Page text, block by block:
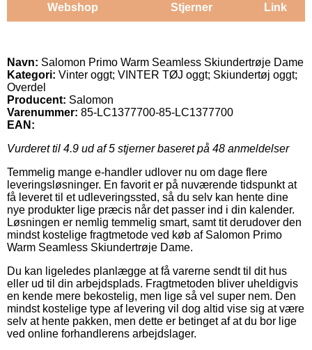
Webshop Stjerner Link
Navn: Salomon Primo Warm Seamless Skiundertrøje Dame
Kategori: Vinter oggt; VINTER TØJ oggt; Skiundertøj oggt;
Overdel
Producent: Salomon
Varenummer: 85-LC1377700-85-LC1377700
EAN:
Vurderet til 4.9 ud af 5 stjerner baseret på 48 anmeldelser
Temmelig mange e-handler udlover nu om dage flere
leveringsløsninger. En favorit er på nuværende tidspunkt at
få leveret til et udleveringssted, så du selv kan hente dine
nye produkter lige præcis når det passer ind i din kalender.
Løsningen er nemlig temmelig smart, samt tit derudover den
mindst kostelige fragtmetode ved køb af Salomon Primo
Warm Seamless Skiundertrøje Dame.
Du kan ligeledes planlægge at få varerne sendt til dit hus
eller ud til din arbejdsplads. Fragtmetoden bliver uheldigvis
en kende mere bekostelig, men lige så vel super nem. Den
mindst kostelige type af levering vil dog altid vise sig at være
selv at hente pakken, men dette er betinget af at du bor lige
ved online forhandlerens arbejdslager.